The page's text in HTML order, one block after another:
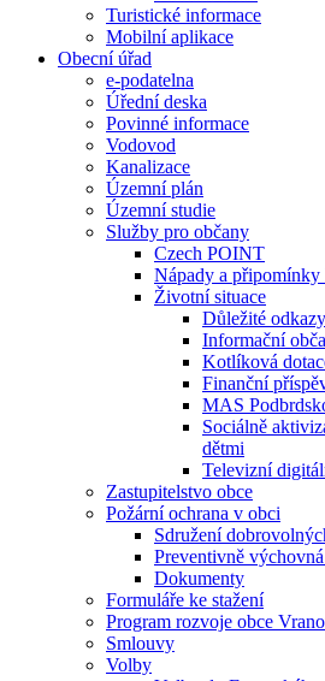
Turistické informace
Mobilní aplikace
Obecní úřad
e-podatelna
Úřední deska
Povinné informace
Vodovod
Kanalizace
Územní plán
Územní studie
Služby pro občany
Czech POINT
Nápady a připomínky
Životní situace
Důležité odkazy
Informační
Kotlíková
Finanční
MAS
Sociálně
dětmi
Televizní
Zastupitelstvo obce
Požární ochrana v obci
Sdružení
Preventivně
Dokumenty
Formuláře ke stažení
Program rozvoje obce
Smlouvy
Volby